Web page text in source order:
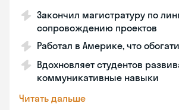
Закончил магистратуру по
сопровождению проектов
Работал в Америке, что
Вдохновляет студентов
коммуникативные навыки
Читать дальше